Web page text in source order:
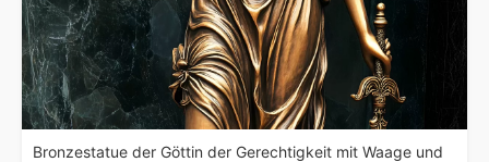
Bronzestatue der Göttin der Gerechtigkeit mit Waage und